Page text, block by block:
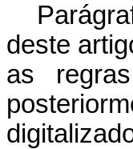
deste
as